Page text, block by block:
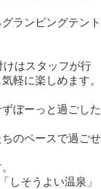
ランピングテント
はスタッフが行
軽に楽しめます。
ぼーっと過ごした
のペースで過ごせ
しそうよい温泉」